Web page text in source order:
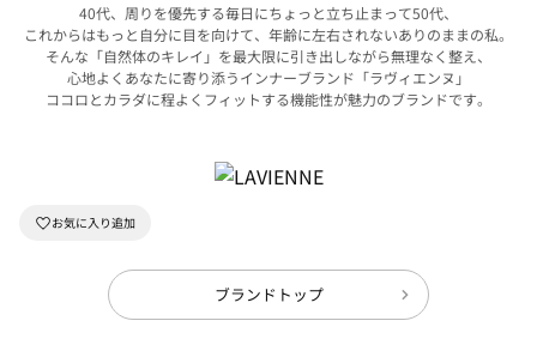
40代、周りを優先する毎日にちょっと立ち止まって50代、
これからはもっと自分に目を向けて、年齢に左右されないありのままの私。
そんな「自然体のキレイ」を最大限に引き出しながら無理なく整え、
心地よくあなたに寄り添うインナーブランド「ラヴィエンヌ」
ココロとカラダに程よくフィットする機能性が魅力のブランドです。
ブランドトップ